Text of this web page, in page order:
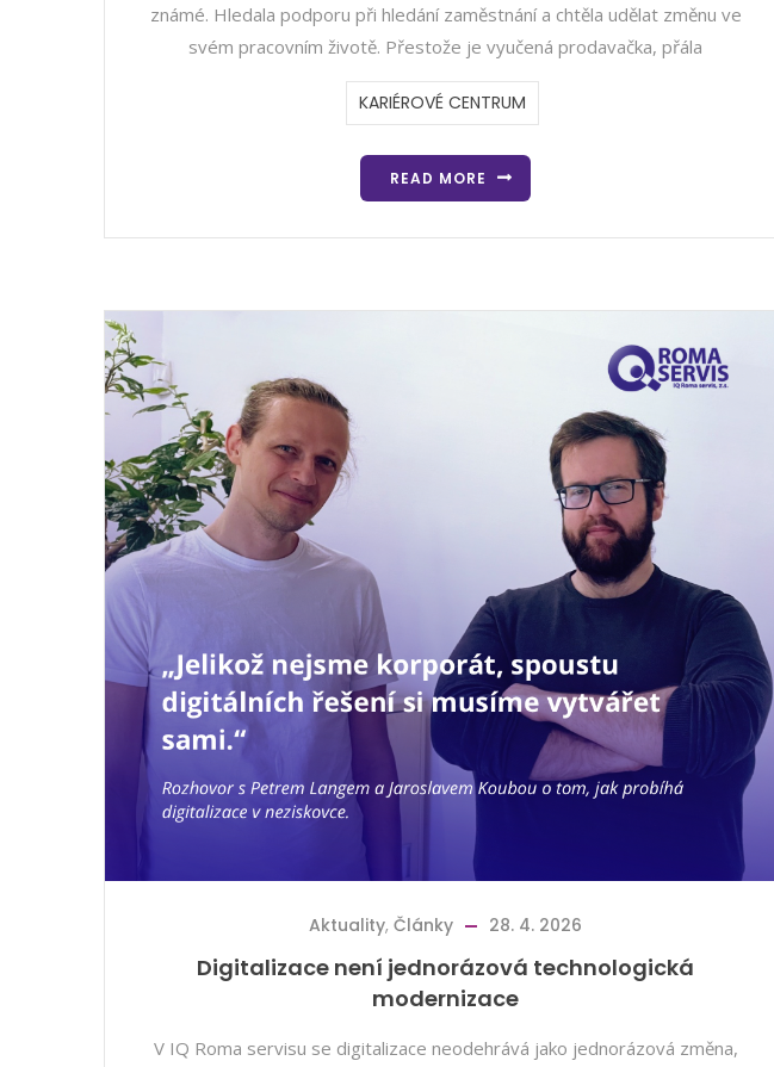
známé. Hledala podporu při hledání zaměstnání a chtěla udělat změnu ve
svém pracovním životě. Přestože je vyučená prodavačka, přála
KARIÉROVÉ CENTRUM
READ MORE
Aktuality, Články 28. 4. 2026
Digitalizace není jednorázová technologická
modernizace
V IQ Roma servisu se digitalizace neodehrává jako jednorázová změna,